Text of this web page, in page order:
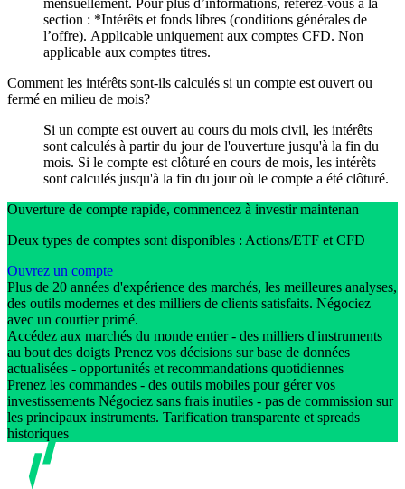
section : *Intérêts et fonds libres (conditions générales de
lʼoffre). Applicable uniquement aux comptes CFD. Non
applicable aux comptes titres.
Comment les intérêts sont-ils calculés si un compte est ouvert ou
fermé en milieu de mois?
Si un compte est ouvert au cours du mois civil, les intérêts
sont calculés à partir du jour de l'ouverture jusqu'à la fin du
mois. Si le compte est clôturé en cours de mois, les intérêts
sont calculés jusqu'à la fin du jour où le compte a été clôturé.
Ouverture de compte rapide, commencez à investir maintenan
Deux types de comptes sont disponibles : Actions/ETF et CFD
Ouvrez un compte
Plus de 20 années d'expérience des marchés, les meilleures analyses,
des outils modernes et des milliers de clients satisfaits. Négociez
avec un courtier primé.
Accédez aux marchés du monde entier - des milliers d'instruments
au bout des doigts Prenez vos décisions sur base de données
actualisées - opportunités et recommandations quotidiennes
Prenez les commandes - des outils mobiles pour gérer vos
investissements Négociez sans frais inutiles - pas de commission sur
les principaux instruments. Tarification transparente et spreads
historiques